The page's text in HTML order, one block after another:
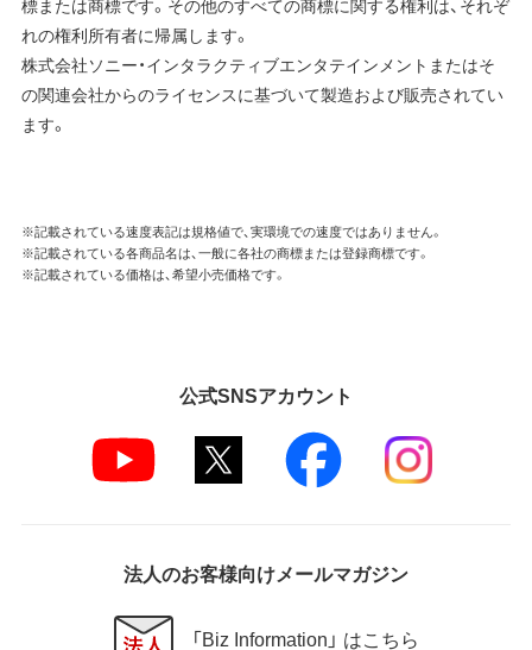
標または商標です。その他のすべての商標に関する権利は、それぞ
れの権利所有者に帰属します。
株式会社ソニー・インタラクティブエンタテインメント またはそ
の関連会社からのライセンスに基づいて製造および販売されてい
ます。
※記載されている速度表記は規格値で、実環境での速度ではありません。
※記載されている各商品名は、一般に各社の商標または登録商標です。
※記載されている価格は、希望小売価格です。
公式SNSアカウント
法人のお客様向けメールマガジン
「Biz Information」 はこちら